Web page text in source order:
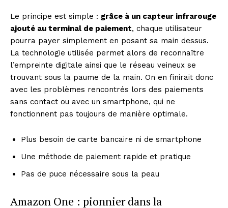
Le principe est simple : grâce à un capteur infrarouge
ajouté au terminal de paiement, chaque utilisateur
pourra payer simplement en posant sa main dessus.
La technologie utilisée permet alors de reconnaître
l’empreinte digitale ainsi que le réseau veineux se
trouvant sous la paume de la main. On en finirait donc
avec les problèmes rencontrés lors des paiements
sans contact ou avec un smartphone, qui ne
fonctionnent pas toujours de manière optimale.
Plus besoin de carte bancaire ni de smartphone
Une méthode de paiement rapide et pratique
Pas de puce nécessaire sous la peau
Amazon One : pionnier dans la